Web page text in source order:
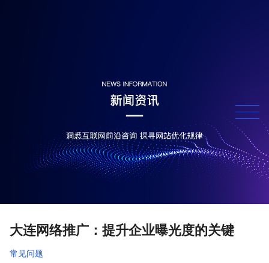
大连网络推广：提升企业曝光度的关键
常见问题